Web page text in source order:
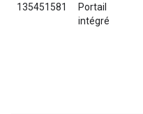
135451581
Portail
intégré